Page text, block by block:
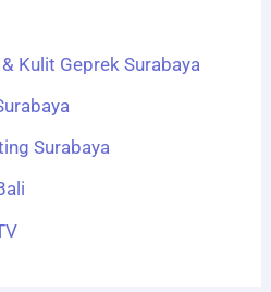
Kulit Geprek Surabaya
Surabaya